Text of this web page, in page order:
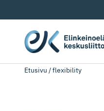
Etusivu /flexibility